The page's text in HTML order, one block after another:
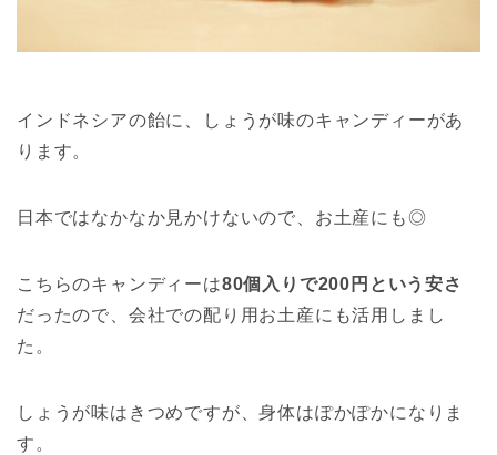
インドネシアの飴に、しょうが味のキャンディーがあ
ります。
日本ではなかなか見かけないので、お土産にも◎
こちらのキャンディーは80個入りで200円という安さ
だったので、会社での配り用お土産にも活用しまし
た。
しょうが味はきつめですが、身体はぽかぽかになりま
す。